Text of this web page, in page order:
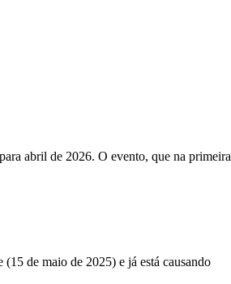
abril de 2026. O evento, que na primeira
de maio de 2025) e já está causando